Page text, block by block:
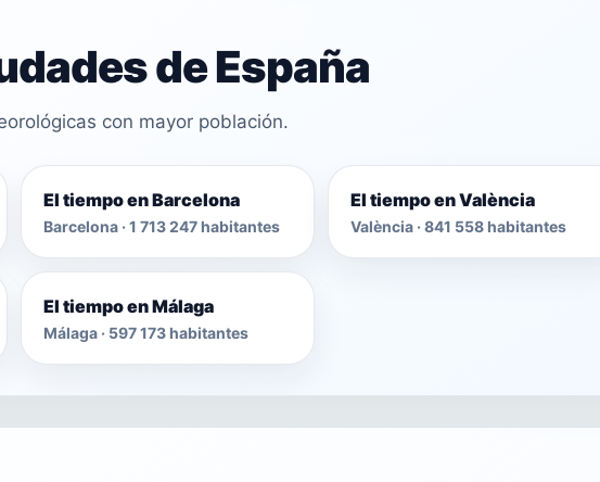
de España
con mayor población.
El tiempo en Barcelona
Barcelona · 1 713 247 habitantes
El tiempo en València
València · 841 558 habitantes
El tiempo en Málaga
Málaga · 597 173 habitantes